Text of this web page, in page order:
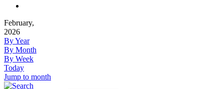
February,
2026
By Year
By Month
By Week
Today
Jump to month